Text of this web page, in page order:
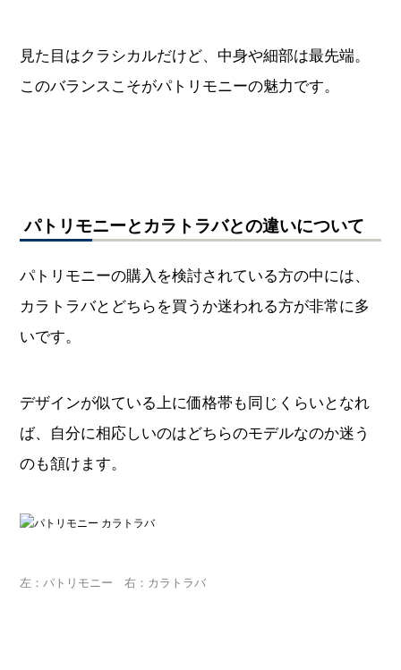
見た目はクラシカルだけど、中身や細部は最先端。
このバランスこそがパトリモニーの魅力です。
パトリモニーとカラトラバとの違いについて
パトリモニーの購入を検討されている方の中には、
カラトラバとどちらを買うか迷われる方が非常に多
いです。
デザインが似ている上に価格帯も同じくらいとなれ
ば、自分に相応しいのはどちらのモデルなのか迷う
のも頷けます。
左：パトリモニー 右：カラトラバ